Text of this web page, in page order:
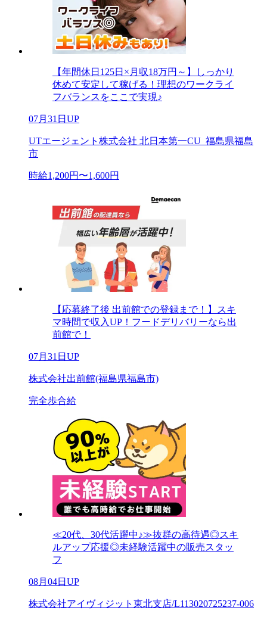
【年間休日125日×月収18万円～】しっかり
休めて安定して稼げる！理想のワークライ
フバランスをここで実現♪
07月31日UP
UTエージェント株式会社 北日本第一CU_福島県福島
市
時給1,200円〜1,600円
【応募終了後 出前館での登録まで！】スキ
マ時間で収入UP！フードデリバリーなら出
前館で！
07月31日UP
株式会社出前館(福島県福島市)
完全歩合給
≪20代、30代活躍中♪≫抜群の高待遇◎スキ
ルアップ応援◎未経験活躍中の販売スタッ
フ
08月04日UP
株式会社アイヴィジット東北支店/L113020725237-006